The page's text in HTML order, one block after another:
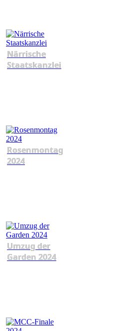
Närrische
Staatskanzlei
Rosenmontag
2024
Umzug der
Garden 2024